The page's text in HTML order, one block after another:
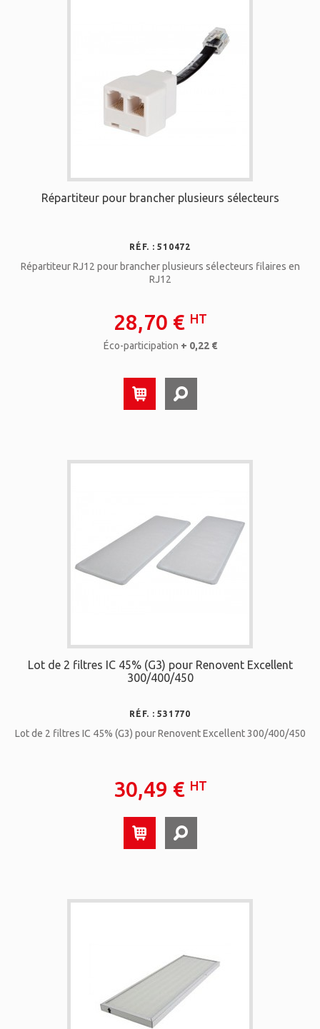
Répartiteur pour brancher plusieurs sélecteurs
RÉF. : 510472
Répartiteur RJ12 pour brancher plusieurs sélecteurs filaires en
RJ12
28,70 € HT
Éco-participation + 0,22 €
Lot de 2 filtres IC 45% (G3) pour Renovent Excellent
300/400/450
RÉF. : 531770
Lot de 2 filtres IC 45% (G3) pour Renovent Excellent 300/400/450
30,49 € HT